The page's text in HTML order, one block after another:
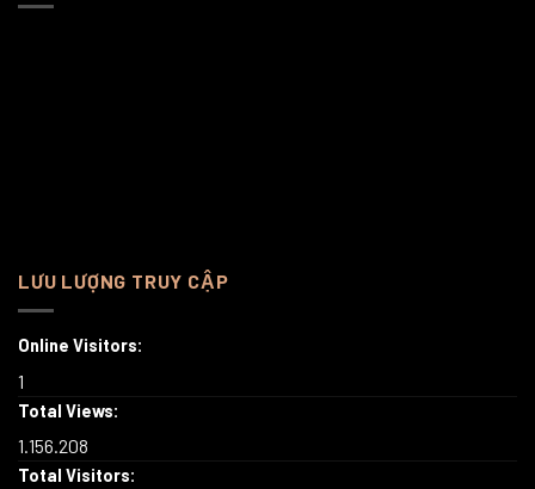
LƯU LƯỢNG TRUY CẬP
Online Visitors:
1
Total Views:
1.156.208
Total Visitors: